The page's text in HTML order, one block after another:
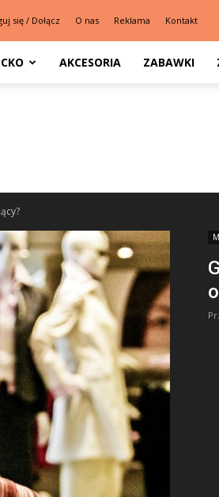
się / Dołącz O nas Reklama Kontakt
AKCESORIA ZABAWKI